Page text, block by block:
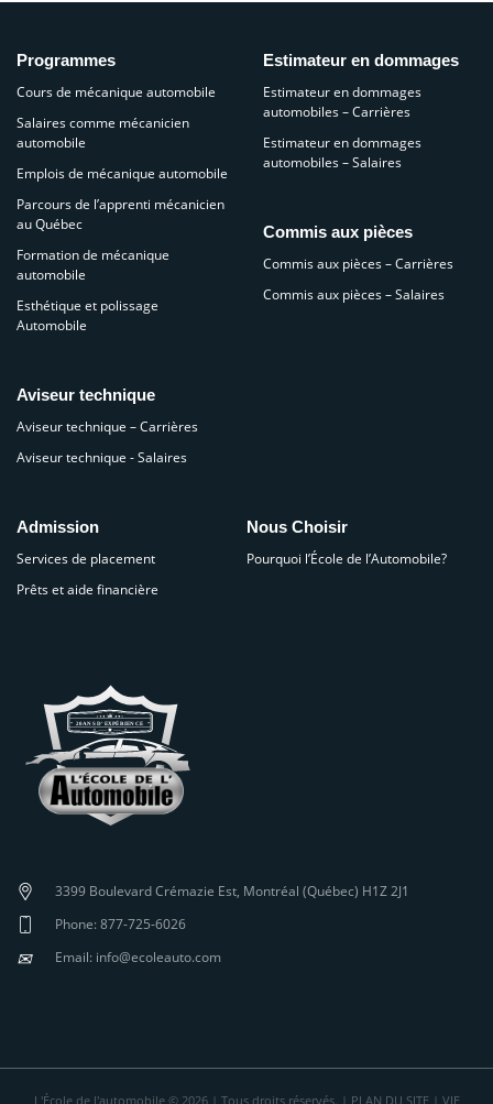
3399 Boulevard Crémazie Est, Montréal (Québec) H1Z 2J1
Phone: 877-725-6026
✉ Email: info@ecoleauto.com
Programmes
Cours de mécanique automobile
Salaires comme mécanicien
automobile
Emplois de mécanique automobile
Parcours de l’apprenti mécanicien
au Québec
Formation de mécanique
automobile
Esthétique et polissage
Automobile
Aviseur technique
Aviseur technique – Carrières
Aviseur technique - Salaires
Estimateur en dommages
Estimateur en dommages
automobiles – Carrières
Estimateur en dommages
automobiles – Salaires
Commis aux pièces
Commis aux pièces – Carrières
Commis aux pièces – Salaires
Admission
Services de placement
Prêts et aide financière
Nous Choisir
Pourquoi l’École de l’Automobile?
L'École de l'automobile © 2026 | Tous droits réservés. | PLAN DU SITE| VIE